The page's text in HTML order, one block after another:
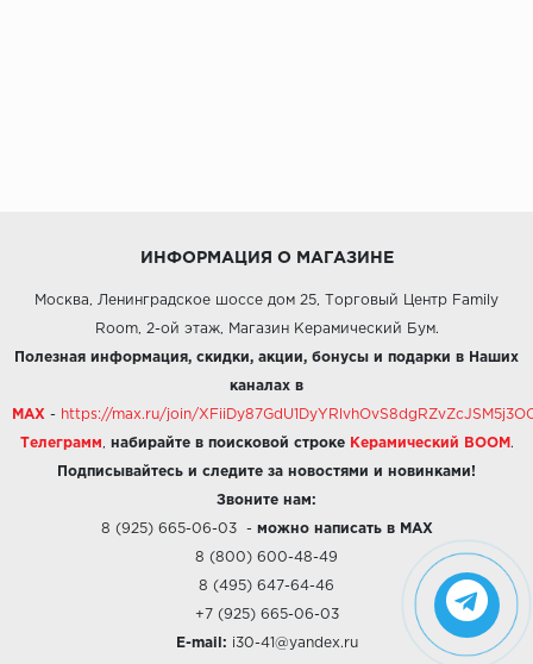
ИНФОРМАЦИЯ О МАГАЗИНЕ
Москва, Ленинградское шоссе дом 25, Торговый Центр Family
Room, 2-ой этаж, Магазин Керамический Бум.
Полезная информация, скидки, акции, бонусы и подарки в Наших
каналах в
MAX - https://max.ru/join/
Телеграмм набирайте в поисковой строке Керамический BOOM .
Подписывайтесь и следите за новостями и новинками!
Звоните нам:
8 (925) 665-06-03- можно написать в MAX
8 (800) 600-48-49
8 (495) 647-64-46
+7 (925) 665-06-03
E-mail: i30-41@yandex.ru